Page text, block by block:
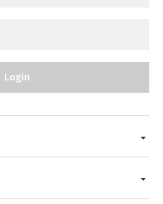
Login